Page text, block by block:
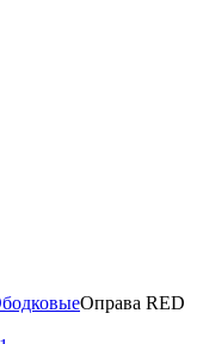
Оправа RED